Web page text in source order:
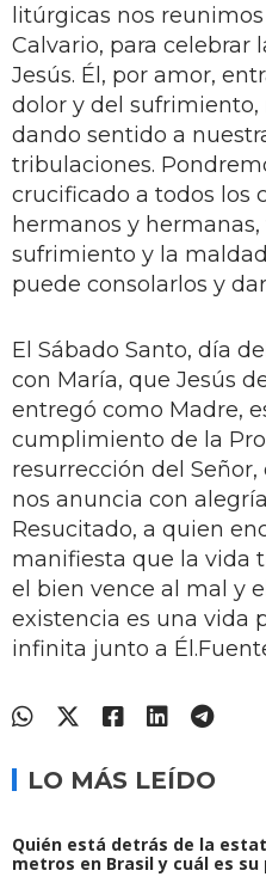
litúrgicas nos
Calvario, para celebrar
Jesús. Él, por amor,
dolor y del sufrimiento,
dando sentido a
tribulaciones.
crucificado a todos los
hermanos y
sufrimiento y la
puede consolarlos y
El Sábado Santo, día
con María, que Jesús
entregó como Madre,
cumplimiento de la
resurrección del
nos anuncia con
Resucitado, a quien
manifiesta que la vida
el bien vence al mal y
existencia es una vida
infinita junto a
LO MÁS LEÍDO
Quién está detrás de la
metros en Brasil y cuál es